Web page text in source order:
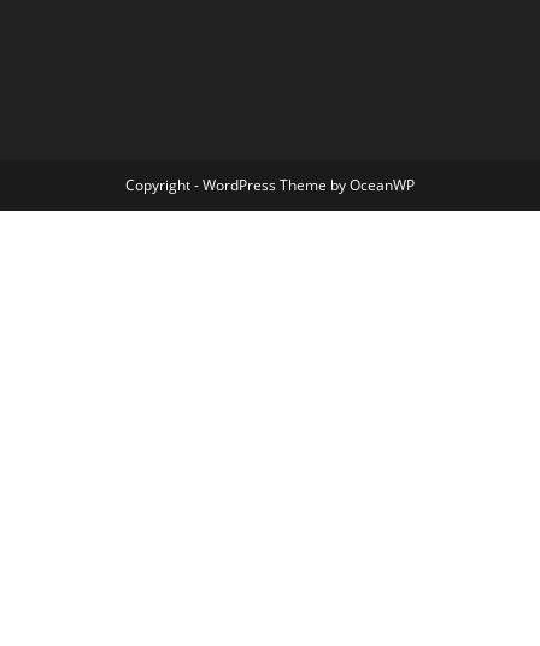
Copyright - WordPress Theme by OceanWP